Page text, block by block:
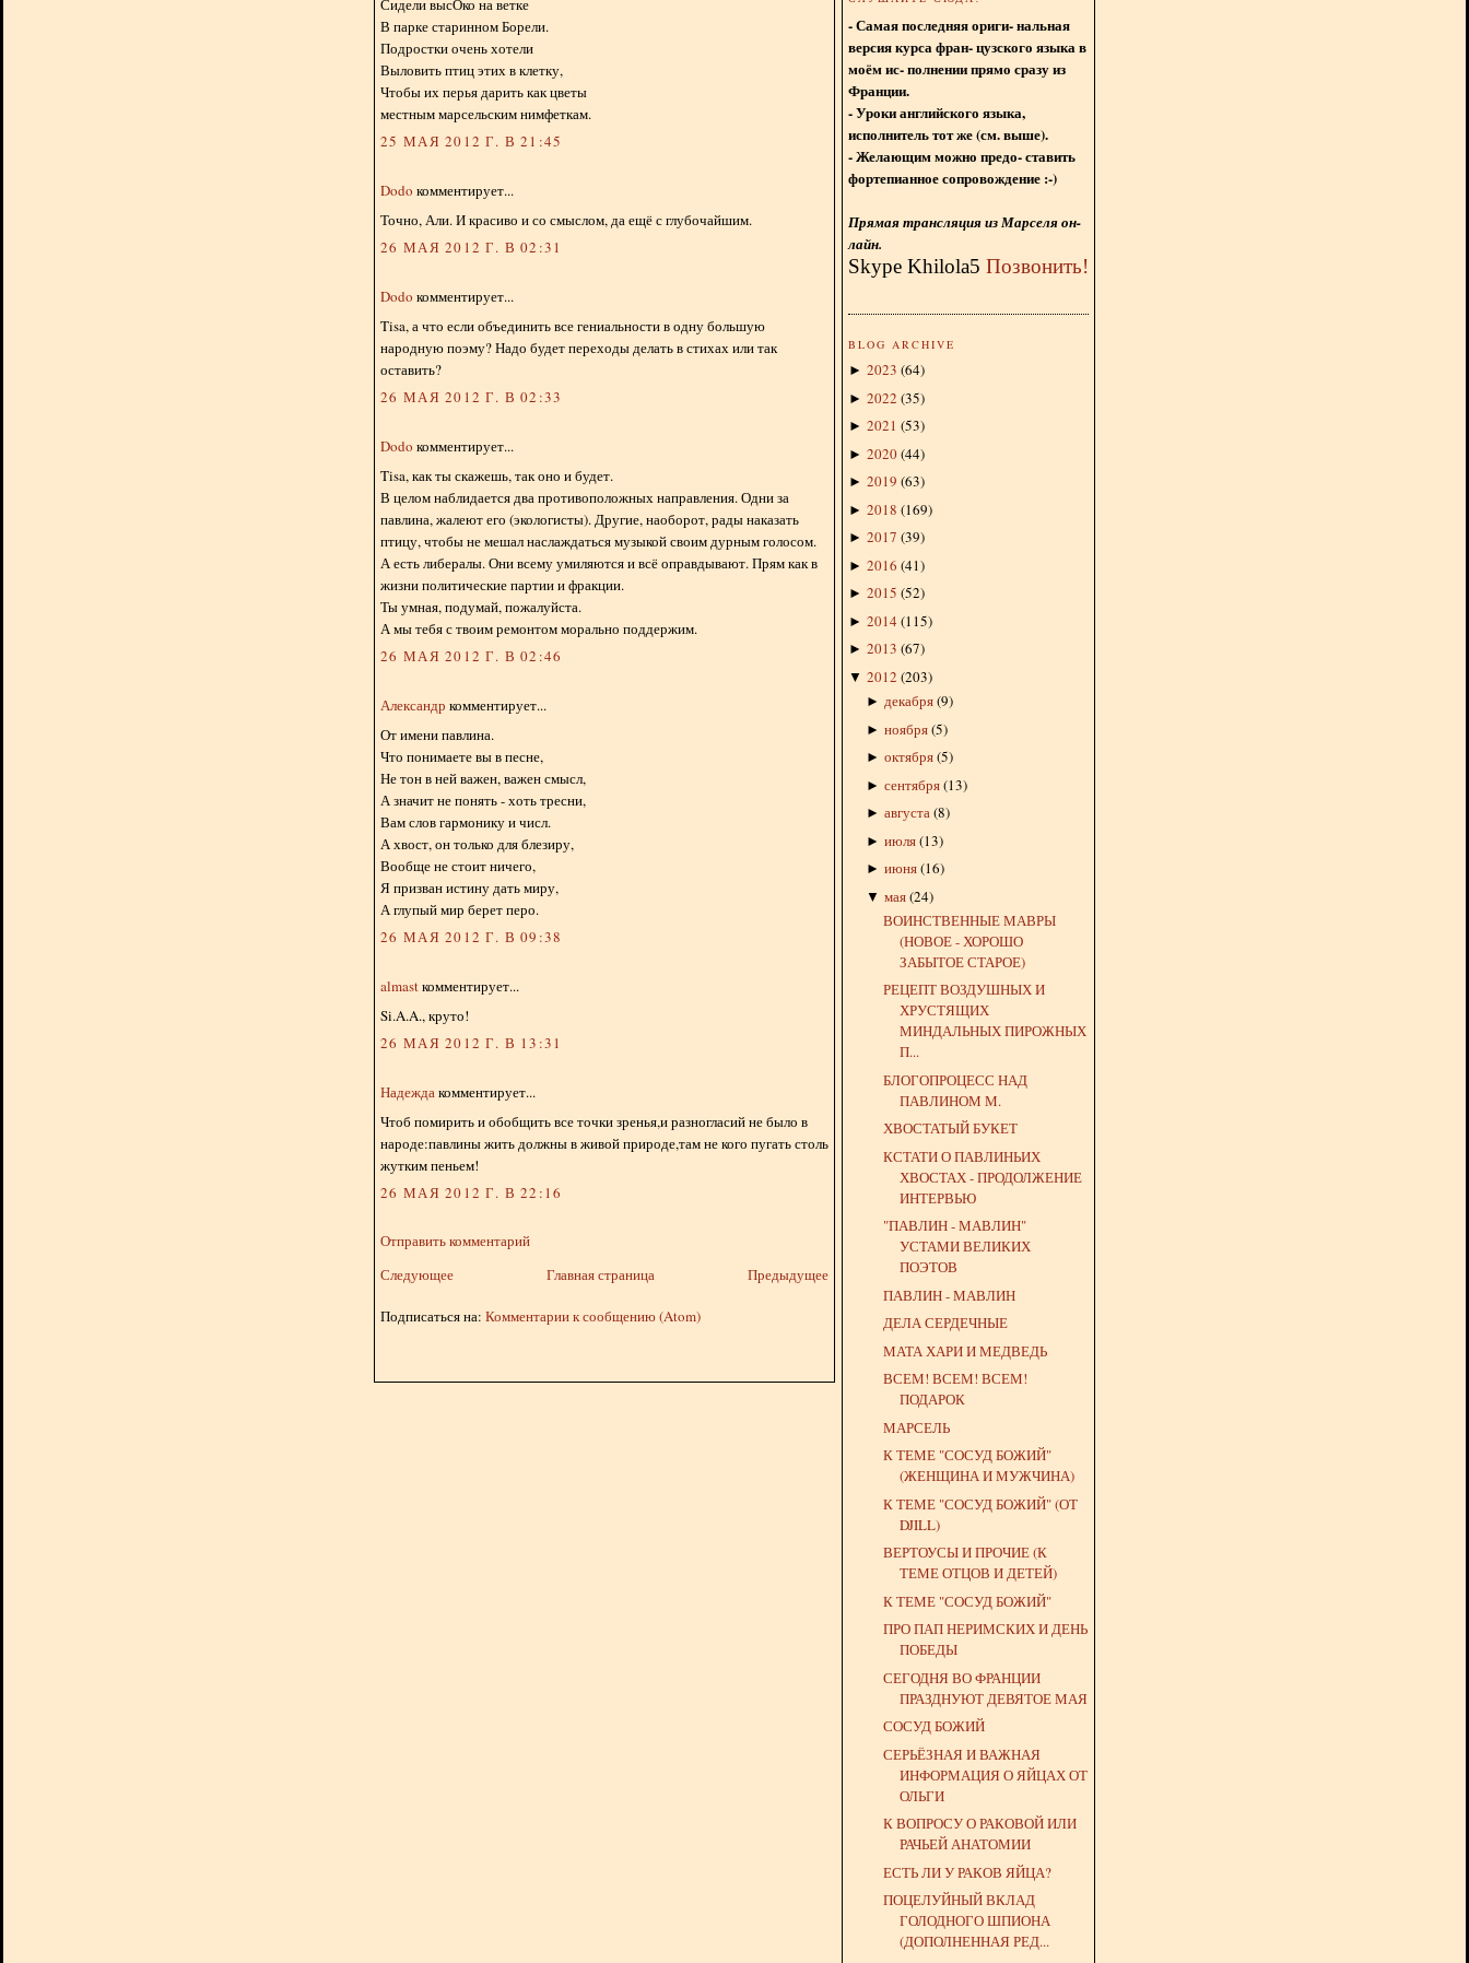
Сидели высОко на ветке
В парке старинном Борели.
Подростки очень хотели
Выловить птиц этих в клетку,
Чтобы их перья дарить как цветы
местным марсельским нимфеткам.
25 МАЯ 2012 Г. В 21:45
Dodo комментирует...
Точно, Али. И красиво и со смыслом, да ещё с глубочайшим.
26 МАЯ 2012 Г. В 02:31
Dodo комментирует...
Tisa, а что если объединить все гениальности в одну большую
народную поэму? Надо будет переходы делать в стихах или так
оставить?
26 МАЯ 2012 Г. В 02:33
Dodo комментирует...
Tisa, как ты скажешь, так оно и будет.
В целом наблидается два противоположных направления. Одни за
павлина, жалеют его (экологисты). Другие, наоборот, рады наказать
птицу, чтобы не мешал наслаждаться музыкой своим дурным голосом.
А есть либералы. Они всему умиляются и всё оправдывают. Прям как в
жизни политические партии и фракции.
Ты умная, подумай, пожалуйста.
А мы тебя с твоим ремонтом морально поддержим.
26 МАЯ 2012 Г. В 02:46
Александр комментирует...
От имени павлина.
Что понимаете вы в песне,
Не тон в ней важен, важен смысл,
А значит не понять - хоть тресни,
Вам слов гармонику и числ.
А хвост, он только для блезиру,
Вообще не стоит ничего,
Я призван истину дать миру,
А глупый мир берет перо.
26 МАЯ 2012 Г. В 09:38
almastкомментирует...
Si.A.A., круто!
26 МАЯ 2012 Г. В 13:31
Надеждакомментирует...
Чтоб помирить и обобщить все точки зренья,и разногласий не было в
народе:павлины жить должны в живой природе,там не кого пугать столь
жутким пеньем!
26 МАЯ 2012 Г. В 22:16
Отправить комментарий
Следующее
Предыдущее
Главная страница
Подписаться на: Комментарии к сообщению (Atom)
- Самая последняя ориги- нальная
версия курса фран- цузского языка в
моём ис- полнении прямо сразу из
Франции.
- Уроки английского языка,
исполнитель тот же (см. выше).
- Желающим можно предо- ставить
фортепианное сопровождение :-)
Прямая трансляция из Марселя он-
лайн.
Skype Khilola5 Позвонить!
BLOG ARCHIVE
► 2023 (64)
► 2022 (35)
► 2021 (53)
► 2020(44)
► 2019 (63)
► 2018 (169)
► 2017 (39)
► 2016 (41)
► 2015 (52)
► 2014 (115)
► 2013 (67)
▼ 2012 (203)
► декабря(9)
► ноября(5)
► октября(5)
► сентября(13)
► августа(8)
► июля(13)
► июня(16)
▼ мая(24)
ВОИНСТВЕННЫЕ МАВРЫ
(НОВОЕ - ХОРОШО
ЗАБЫТОЕ СТАРОЕ)
РЕЦЕПТ ВОЗДУШНЫХ И
ХРУСТЯЩИХ
МИНДАЛЬНЫХ ПИРОЖНЫХ
П...
БЛОГОПРОЦЕСС НАД
ПАВЛИНОМ М.
ХВОСТАТЫЙ БУКЕТ
КСТАТИ О ПАВЛИНЬИХ
ХВОСТАХ - ПРОДОЛЖЕНИЕ
ИНТЕРВЬЮ
"ПАВЛИН - МАВЛИН"
УСТАМИ ВЕЛИКИХ
ПОЭТОВ
ПАВЛИН - МАВЛИН
ДЕЛА СЕРДЕЧНЫЕ
МАТА ХАРИ И МЕДВЕДЬ
ВСЕМ! ВСЕМ! ВСЕМ!
ПОДАРОК
МАРСЕЛЬ
К ТЕМЕ "СОСУД БОЖИЙ"
(ЖЕНЩИНА И МУЖЧИНА)
К ТЕМЕ "СОСУД БОЖИЙ" (ОТ
DJILL)
ВЕРТОУСЫ И ПРОЧИЕ (К
ТЕМЕ ОТЦОВ И ДЕТЕЙ)
К ТЕМЕ "СОСУД БОЖИЙ"
ПРО ПАП НЕРИМСКИХ И ДЕНЬ
ПОБЕДЫ
СЕГОДНЯ ВО ФРАНЦИИ
ПРАЗДНУЮТ ДЕВЯТОЕ МАЯ
СОСУД БОЖИЙ
СЕРЬЁЗНАЯ И ВАЖНАЯ
ИНФОРМАЦИЯ О ЯЙЦАХ ОТ
ОЛЬГИ
К ВОПРОСУ О РАКОВОЙ ИЛИ
РАЧЬЕЙ АНАТОМИИ
ЕСТЬ ЛИ У РАКОВ ЯЙЦА?
ПОЦЕЛУЙНЫЙ ВКЛАД
ГОЛОДНОГО ШПИОНА
(ДОПОЛНЕННАЯ РЕД...